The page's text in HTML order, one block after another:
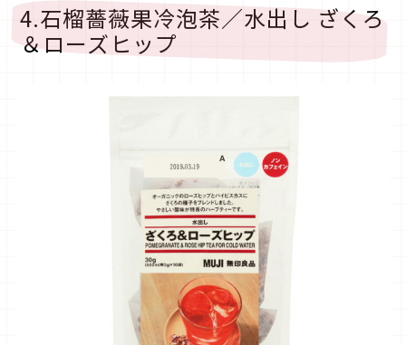
4.石榴薔薇果冷泡茶／水出し ざくろ
＆ローズヒップ